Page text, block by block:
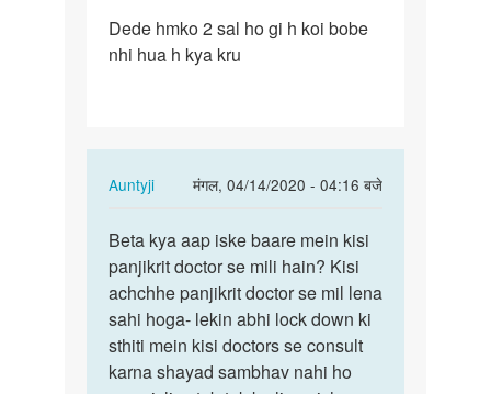
Dede
hmko
h
Dede hmko 2 sal ho gi h koi bobe
nhi hua h kya kru
Auntyji
मंगल, 04/14/2020 - 04:16 बजे
In
to
Dede
hmko
2
sal
ho
Beta
kya
aap
iske
baare
mein…
Beta kya aap iske baare mein kisi
panjikrit doctor se mili hain? Kisi
achchhe panjikrit doctor se mil lena
sahi hoga- lekin abhi lock down ki
sthiti mein kisi doctors se consult
karna shayad sambhav nahi ho